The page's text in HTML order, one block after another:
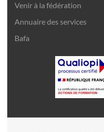
Venir à la fédération
Annuaire des services
Bafa